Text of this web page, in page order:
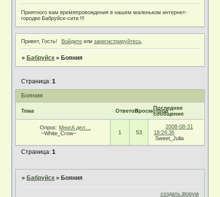
Приятного вам времяпровождения в нашем маленьком интернет-
городке Бабруйск-сити !!!
Привет, Гость! Войдитеили зарегистрируйтесь.
»Бабруйск »Бояния
Бояния
Страница:1
Тема ОтветовПросмотровПоследнее
сообщение
Опрос: МногА дел ...
~White_Crow~
1 53
2008-08-31
18:24:36
Sweet_Julia
Страница:1
» Бабруйск » Бояния
создать форум